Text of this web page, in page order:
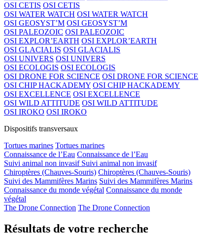
OSI CETIS OSI CETIS
OSI WATER WATCH OSI WATER WATCH
OSI GEOSYST’M OSI GEOSYST’M
OSI PALEOZOIC OSI PALEOZOIC
OSI EXPLOR’EARTH OSI EXPLOR’EARTH
OSI GLACIALIS OSI GLACIALIS
OSI UNIVERS OSI UNIVERS
OSI ECOLOGIS OSI ECOLOGIS
OSI DRONE FOR SCIENCE OSI DRONE FOR SCIENCE
OSI CHIP HACKADEMY OSI CHIP HACKADEMY
OSI EXCELLENCE OSI EXCELLENCE
OSI WILD ATTITUDE OSI WILD ATTITUDE
OSI IROKO OSI IROKO
Dispositifs transversaux
Tortues marines Tortues marines
Connaissance de l’Eau Connaissance de l’Eau
Suivi animal non invasif Suivi animal non invasif
Chiroptères (Chauves-Souris) Chiroptères (Chauves-Souris)
Suivi des Mammifères Marins Suivi des Mammifères Marins
Connaissance du monde végétal Connaissance du monde
végétal
The Drone Connection The Drone Connection
Résultats de votre recherche